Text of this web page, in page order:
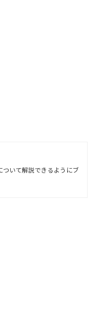
ついて解説できるようにブ